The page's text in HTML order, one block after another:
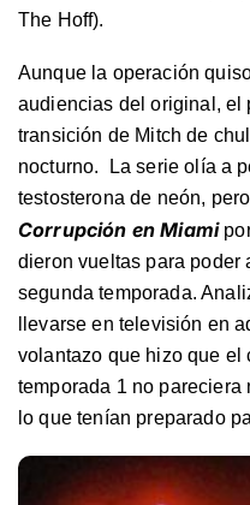
The Hoff).
Aunque la operación
audiencias del original, el
transición de Mitch de
nocturno. La serie olía a
testosterona de neón,
Corrupción en Miami
dieron vueltas para poder
segunda temporada.
llevarse en televisión en
volantazo que hizo que el
temporada 1 no pareciera
lo que tenían preparado